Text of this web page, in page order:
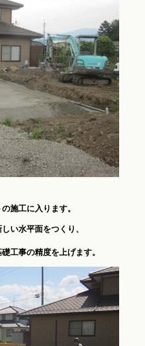
施工に入ります。
い水平面をつくり、
工事の精度を上げます。